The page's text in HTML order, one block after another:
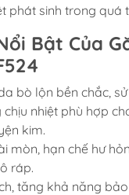
phát sinh trong quá
Bật Của
bò lộn bền chắc,
chịu nhiệt phù hợp
kim.
mòn, hạn chế hư
ráp.
tăng khả năng